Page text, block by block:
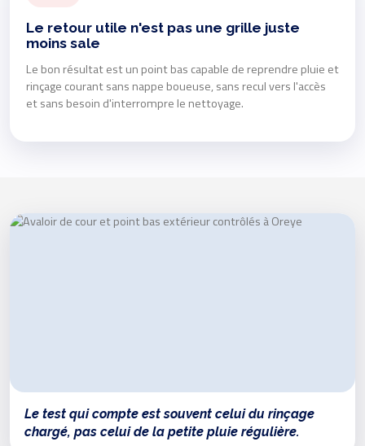
Le retour utile n'est pas une grille juste
moins sale
Le bon résultat est un point bas capable de reprendre pluie et
rinçage courant sans nappe boueuse, sans recul vers l'accès
et sans besoin d'interrompre le nettoyage.
Le test qui compte est souvent celui du rinçage
chargé, pas celui de la petite pluie régulière.